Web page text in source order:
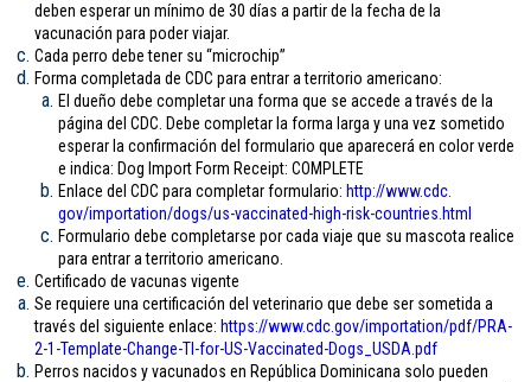
deben esperar un mínimo de 30 días a partir de la fecha de la
vacunación para poder viajar.
Cada perro debe tener su “microchip”
Forma completada de CDC para entrar a territorio americano:
El dueño debe completar una forma que se accede a través de la
página del CDC. Debe completar la forma larga y una vez sometido
esperar la confirmación del formulario que aparecerá en color verde
e indica: Dog Import Form Receipt: COMPLETE
Enlace del CDC para completar formulario: http://www.cdc.
gov/importation/dogs/us-vaccinated-high-risk-countries.html
Formulario debe completarse por cada viaje que su mascota realice
para entrar a territorio americano.
Certificado de vacunas vigente
Se requiere una certificación del veterinario que debe ser sometida a
través del siguiente enlace: https://www.cdc.gov/importation/pdf/PRA-
2-1-Template-Change-TI-for-US-Vaccinated-Dogs_USDA.pdf
Perros nacidos y vacunados en República Dominicana solo pueden